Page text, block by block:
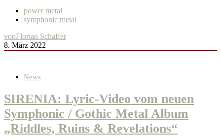
power metal
symphonic metal
vonFlorian Schaffer
8. März 2022
News
SIRENIA: Lyric-Video vom neuen
Symphonic / Gothic Metal Album
„Riddles, Ruins & Revelations“